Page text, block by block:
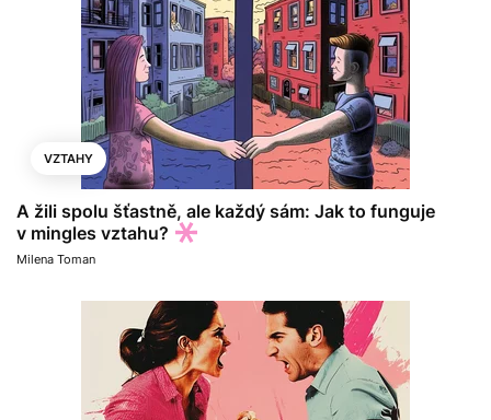
VZTAHY
A žili spolu šťastně, ale každý sám: Jak to funguje
v mingles vztahu?
Milena Toman